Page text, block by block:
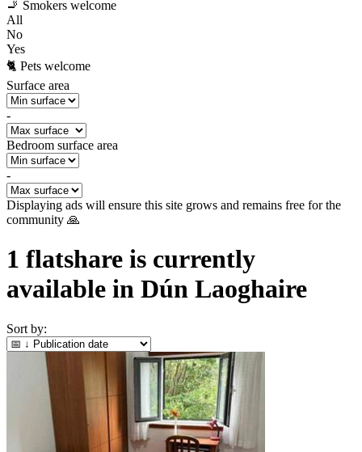
🚬 Smokers welcome
All
No
Yes
🐈 Pets welcome
Surface area
-
Bedroom surface area
-
Displaying ads will ensure this site grows and remains free for the
community 🙏
1 flatshare is currently
available in Dún Laoghaire
Sort by: